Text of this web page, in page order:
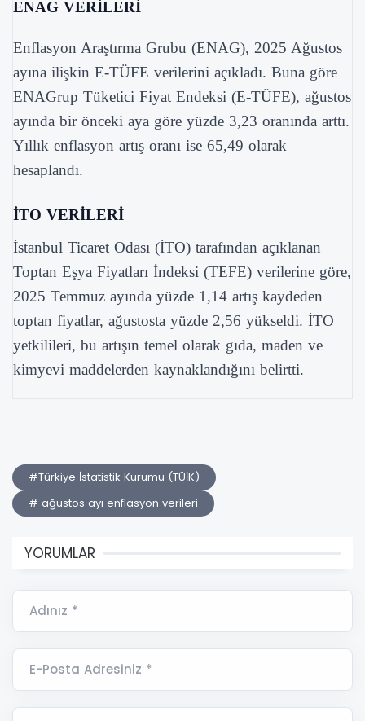
ENAG VERİLERİ
Enflasyon Araştırma Grubu (ENAG), 2025 Ağustos
ayına ilişkin E-TÜFE verilerini açıkladı. Buna göre
ENAGrup Tüketici Fiyat Endeksi (E-TÜFE), ağustos
ayında bir önceki aya göre yüzde 3,23 oranında arttı.
Yıllık enflasyon artış oranı ise 65,49 olarak
hesaplandı.
İTO VERİLERİ
İstanbul Ticaret Odası (İTO) tarafından açıklanan
Toptan Eşya Fiyatları İndeksi (TEFE) verilerine göre,
2025 Temmuz ayında yüzde 1,14 artış kaydeden
toptan fiyatlar, ağustosta yüzde 2,56 yükseldi. İTO
yetkilileri, bu artışın temel olarak gıda, maden ve
kimyevi maddelerden kaynaklandığını belirtti.
#Türkiye İstatistik Kurumu (TÜİK)
# ağustos ayı enflasyon verileri
YORUMLAR
Adınız *
E-Posta Adresiniz *